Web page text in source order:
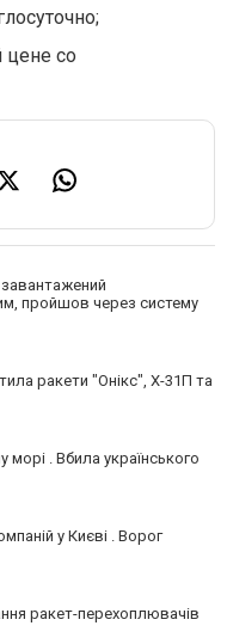
цене со
завантажений
пройшов через систему
ракети "Онікс", Х-31П та
. Вбила українського
у Києві . Ворог
ракет-перехоплювачів